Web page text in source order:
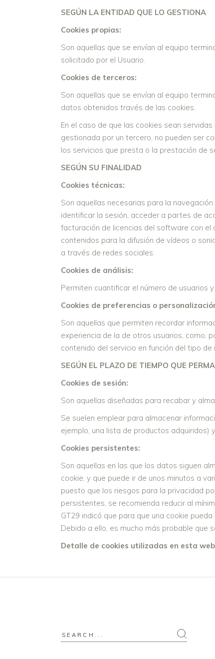
SEGÚN LA ENTIDAD QUE LO GESTIONA
Cookies propias:
Son aquellas que se envían al equipo
solicitado por el Usuario.
Cookies de terceros:
Son aquellas que se envían al equipo
datos obtenidos través de las cookies.
En el caso de que las cookies sean
gestionada por un tercero, no pueden ser
los servicios que presta o la prestación de
SEGÚN SU FINALIDAD
Cookies técnicas:
Son aquellas necesarias para la
identificar la sesión, acceder a partes de
facturación de licencias del software con el
contenidos para la difusión de vídeos o
a través de redes sociales.
Cookies de análisis:
Permiten cuantificar el número de usuarios
Cookies de preferencias o
Son aquellas que permiten recordar
experiencia de la de otros usuarios, como,
contenido del servicio en función del tipo
SEGÚN EL PLAZO DE TIEMPO QUE
Cookies de sesión:
Son aquellas diseñadas para recabar y
Se suelen emplear para almacenar
ejemplo, una lista de productos adquiridos)
Cookies persistentes:
Son aquellas en las que los datos siguen
cookie, y que puede ir de unos minutos a
puesto que los riesgos para la privacidad
persistentes, se recomienda reducir al
GT29 indicó que para que una cookie
Debido a ello, es mucho más probable que
Detalle de cookies utilizadas en esta
Search